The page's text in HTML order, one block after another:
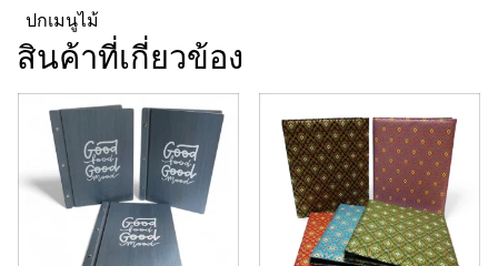
ปกเมนูไม้
สินค้าที่เกี่ยวข้อง